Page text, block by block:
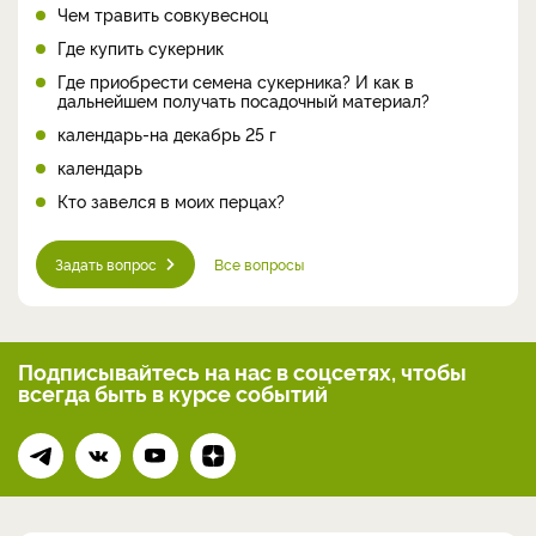
Чем травить совкувесноц
Где купить сукерник
Где приобрести семена сукерника? И как в
дальнейшем получать посадочный материал?
календарь-на декабрь 25 г
календарь
Кто завелся в моих перцах?
Задать вопрос Все вопросы
Подписывайтесь на нас в соцсетях, чтобы
всегдабыть в курсе событий